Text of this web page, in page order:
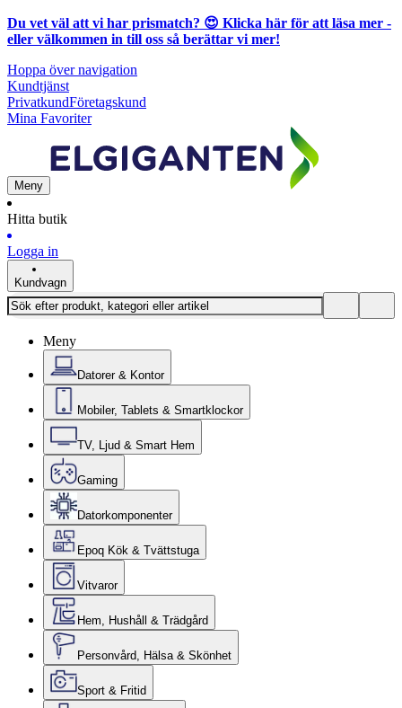
Du vet väl att vi har prismatch? 😍 Klicka här för att läsa mer -
eller välkommen in till oss så berättar vi mer!
Hoppa över navigation
Kundtjänst
PrivatkundFöretagskund
Mina Favoriter
Meny
Hitta butik
Logga in
Kundvagn
Meny
Datorer & Kontor
Mobiler, Tablets & Smartklockor
TV, Ljud & Smart Hem
Gaming
Datorkomponenter
Epoq Kök & Tvättstuga
Vitvaror
Hem, Hushåll & Trädgård
Personvård, Hälsa & Skönhet
Sport & Fritid